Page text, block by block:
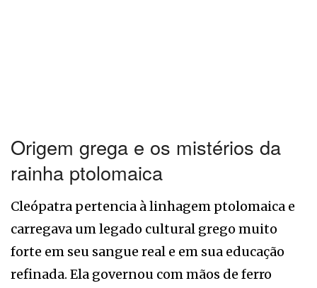
Origem grega e os mistérios da
rainha ptolomaica
Cleópatra pertencia à linhagem ptolomaica e
carregava um legado cultural grego muito
forte em seu sangue real e em sua educação
refinada. Ela governou com mãos de ferro